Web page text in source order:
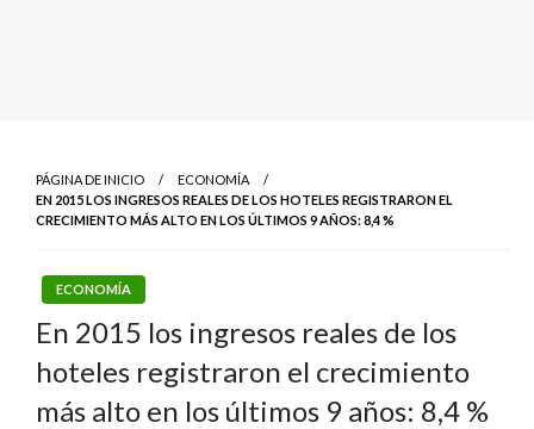
PÁGINA DE INICIO
ECONOMÍA
EN 2015 LOS INGRESOS REALES DE LOS HOTELES REGISTRARON EL
CRECIMIENTO MÁS ALTO EN LOS ÚLTIMOS 9 AÑOS: 8,4 %
ECONOMÍA
En 2015 los ingresos reales de los
hoteles registraron el crecimiento
más alto en los últimos 9 años: 8,4 %